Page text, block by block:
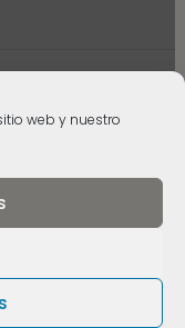
web y nuestro